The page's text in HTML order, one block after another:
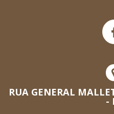
RUA GENERAL
-